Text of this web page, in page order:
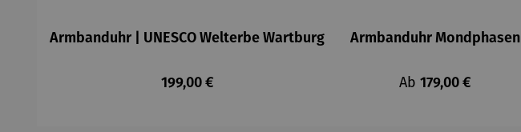
Armbanduhr | UNESCO Welterbe Wartburg
Regulärer Preis:
199,00 €
Armbanduhr Mondphasen
Regulärer Preis:
Ab 179,00 €